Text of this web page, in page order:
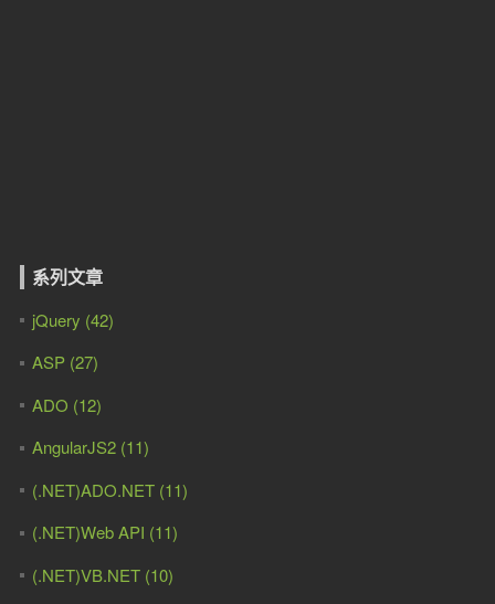
系列文章
jQuery (42)
ASP (27)
ADO (12)
AngularJS2 (11)
(.NET)ADO.NET (11)
(.NET)Web API (11)
(.NET)VB.NET (10)